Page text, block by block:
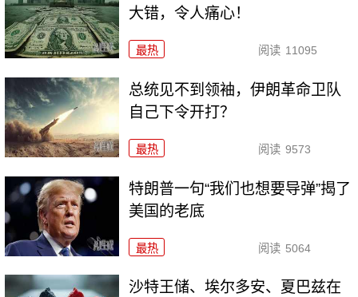
大错，令人痛心！
最热 阅读 11095
总统见不到领袖，伊朗革命卫队
自己下令开打？
最热 阅读 9573
特朗普一句“我们也想要导弹”揭了
美国的老底
最热 阅读 5064
沙特王储、埃尔多安、夏巴兹在